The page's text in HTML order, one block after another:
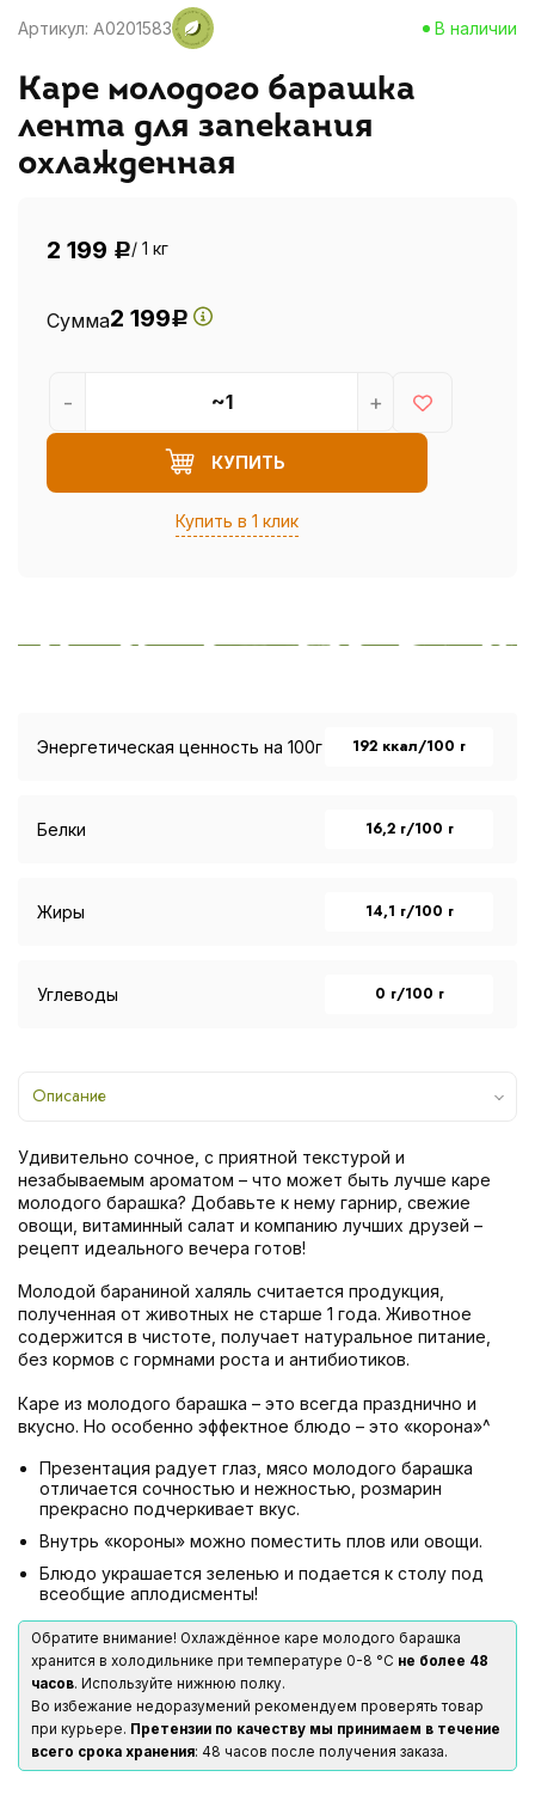
Артикул: A0201583 В наличии
Каре молодого барашка
лента для запекания
охлажденная
2 199 Р/ 1 кг
Сумма2 199Р
КУПИТЬ
Купить в 1 клик
- +
Энергетическая ценность на 100г 192 ккал/100 г
Белки 16,2 г/100 г
Жиры 14,1 г/100 г
Углеводы 0 г/100 г
Описание
Удивительно сочное, с приятной текстурой и
незабываемым ароматом – что может быть лучше каре
молодого барашка? Добавьте к нему гарнир, свежие
овощи, витаминный салат и компанию лучших друзей –
рецепт идеального вечера готов!
Молодой бараниной халяль считается продукция,
полученная от животных не старше 1 года. Животное
содержится в чистоте, получает натуральное питание,
без кормов с гормнами роста и антибиотиков.
Каре из молодого барашка – это всегда празднично и
вкусно. Но особенно эффектное блюдо – это «корона»^
Презентация радует глаз, мясо молодого барашка
отличается сочностью и нежностью, розмарин
прекрасно подчеркивает вкус.
Внутрь «короны» можно поместить плов или овощи.
Блюдо украшается зеленью и подается к столу под
всеобщие аплодисменты!
Обратите внимание! Охлаждённое каре молодого барашка
хранится в холодильнике при температуре 0-8 °С не более 48
часов. Используйте нижнюю полку.
Во избежание недоразумений рекомендуем проверять товар
при курьере. Претензии по качеству мы принимаем в течение
всего срока хранения: 48 часов после получения заказа.